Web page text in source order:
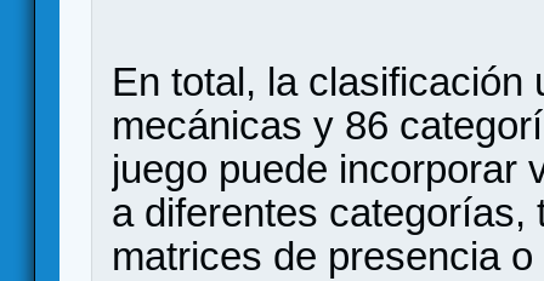
En total, la clasificación
mecánicas y 86
juego puede incorporar
a diferentes categorías,
matrices de presencia